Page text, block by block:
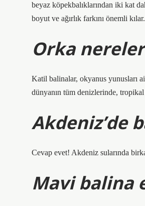
beyaz köpekbalıklarından iki kat
boyut ve ağırlık farkını önemli kılar.
Orka
Katil balinalar, okyanus yunusları
dünyanın tüm denizlerinde,
Akdeniz’de
Cevap evet! Akdeniz sularında
Mavi balina